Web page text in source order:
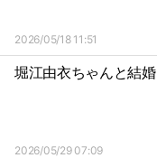
2026/05/18 11:51
堀江由衣ちゃんと結
2026/05/29 07:09